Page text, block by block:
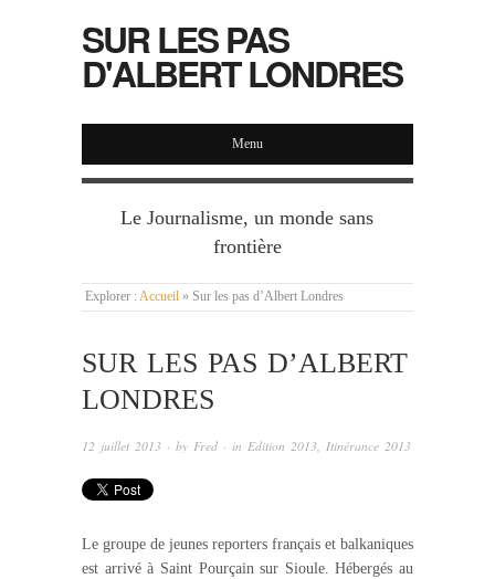
SUR LES PAS
D'ALBERT LONDRES
Menu
Le Journalisme, un monde sans
frontière
Explorer : Accueil » Sur les pas d’Albert Londres
SUR LES PAS D’ALBERT
LONDRES
12 juillet 2013 · by Fred · in Edition 2013 Itinérance 2013
Le groupe de jeunes reporters français et balkaniques
est arrivé à Saint Pourçain sur Sioule. Hébergés au